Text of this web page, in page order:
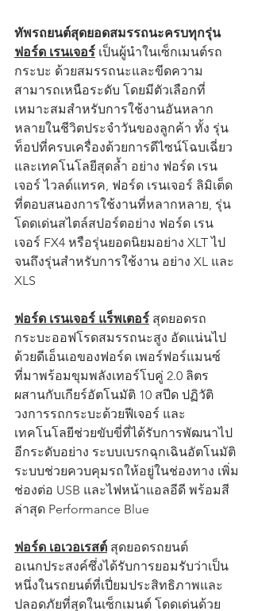
ทัพรถยนต์สุดยอดสมรรถนะครบทุกรุ่น
ฟอร์ด เรนเจอร์ เป็นผู้นำในเซ็กเมนต์รถ
กระบะ ด้วยสมรรถนะและขีดความ
สามารถเหนือระดับ โดยมีตัวเลือกที่
เหมาะสมสำหรับการใช้งานอันหลาก
หลายในชีวิตประจำวันของลูกค้า ทั้ง รุ่น
ท็อปที่ครบเครื่องด้วยการดีไซน์โฉบเฉี่ยว
และเทคโนโลยีสุดล้ำ อย่าง ฟอร์ด เรน
เจอร์ ไวลด์แทรค, ฟอร์ด เรนเจอร์ ลิมิเต็ด
ที่ตอบสนองการใช้งานที่หลากหลาย, รุ่น
โดดเด่นสไตล์สปอร์ตอย่าง ฟอร์ด เรน
เจอร์ FX4 หรือรุ่นยอดนิยมอย่าง XLT ไป
จนถึงรุ่นสำหรับการใช้งาน อย่าง XL และ
XLS
ฟอร์ด เรนเจอร์ แร็พเตอร์ สุดยอดรถ
กระบะออฟโรดสมรรถนะสูง อัดแน่นไป
ด้วยดีเอ็นเอของฟอร์ด เพอร์ฟอร์แมนซ์
ที่มาพร้อมขุมพลังเทอร์โบคู่ 2.0 ลิตร
ผสานกับเกียร์อัตโนมัติ 10 สปีด ปฏิวัติ
วงการรถกระบะด้วยฟีเจอร์ และ
เทคโนโลยีช่วยขับขี่ที่ได้รับการพัฒนาไป
อีกระดับอย่าง ระบบเบรกฉุกเฉินอัตโนมัติ
ระบบช่วยควบคุมรถให้อยู่ในช่องทาง เพิ่ม
ช่องต่อ USB และไฟหน้าแอลอีดี พร้อมสี
ล่าสุด Performance Blue
ฟอร์ด เอเวอเรสต์ สุดยอดรถยนต์
อเนกประสงค์ซึ่งได้รับการยอมรับว่าเป็น
หนึ่งในรถยนต์ที่เปี่ยมประสิทธิภาพและ
ปลอดภัยที่สุดในเซ็กเมนต์ โดดเด่นด้วย